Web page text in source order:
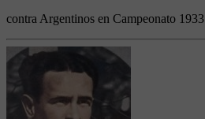
contra Argentinos en Campeonato 1933